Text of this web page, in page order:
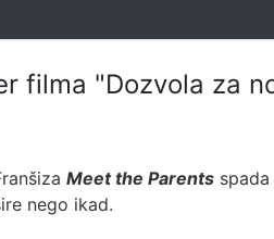
filma "Dozvola za
Meet the Parents
nego ikad.